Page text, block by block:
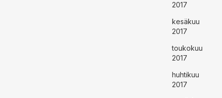
2017
kesäkuu
2017
toukokuu
2017
huhtikuu
2017